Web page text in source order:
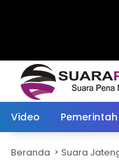
Video Pemerintah
Beranda Suara